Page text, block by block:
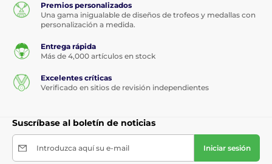
Premios personalizados
Una gama inigualable de diseños de trofeos y medallas con
personalización a medida.
Entrega rápida
Más de 4,000 artículos en stock
Excelentes críticas
Verificado en sitios de revisión independientes
Suscríbase al boletín de noticias
Introduzca aquí su e-mail Iniciar sesión